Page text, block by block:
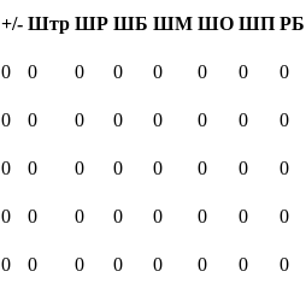
+/- Штр ШР ШБ ШМ ШО ШП РБ
0 0 0 0 0 0 0 0
0 0 0 0 0 0 0 0
0 0 0 0 0 0 0 0
0 0 0 0 0 0 0 0
0 0 0 0 0 0 0 0